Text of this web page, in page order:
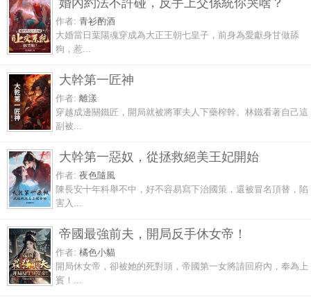
作者: 青衫酌酒
大婚當日葉陽魂穿成為大正王朝七皇子，前身為愛獻身甘做舔
狗，惹...
大幹第一匠神
作者: 離漾
穿越成邊關鐵匠，開局就被將軍夫人下藥榨幹。林鐵看著自己這
副被...
大幹第一惡奴，從拯救絕美王妃開始
作者: 夜色隨風
陳長安十年科舉不中，好不容易寫下治國策，還被冒名頂替，陷
害入...
帝國最強前夫，開局反手休女帝！
作者: 橘色小貓
開局休女帝，卻被她的死對頭，帝國第一女將請回府內，奉為上
賓！...